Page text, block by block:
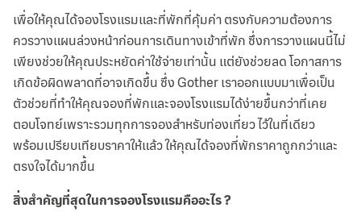
เพื่อให้คุณได้จองโรงแรมและที่พักที่คุ้มค่า ตรงกับความต้องการ
ควรวางแผนล่วงหน้าก่อนการเดินทางเข้าที่พัก ซึ่งการวางแผนนี้ไม่
เพียงช่วยให้คุณประหยัดค่าใช้จ่ายเท่านั้น แต่ยังช่วยลด โอกาสการ
เกิดข้อผิดพลาดที่อาจเกิดขึ้น ซึ่ง Gother เราออกแบบมาเพื่อเป็น
ตัวช่วยที่ทำให้คุณจองที่พักและจองโรงแรมได้ง่ายขึ้นกว่าที่เคย
ตอบโจทย์เพราะรวมทุกการจองสำหรับท่องเที่ยว ไว้ในที่เดียว
พร้อมเปรียบเทียบราคาให้แล้ว ให้คุณได้จองที่พักราคาถูกกว่าและ
ตรงใจได้มากขึ้น
สิ่งสำคัญที่สุดในการจองโรงแรมคืออะไร ?